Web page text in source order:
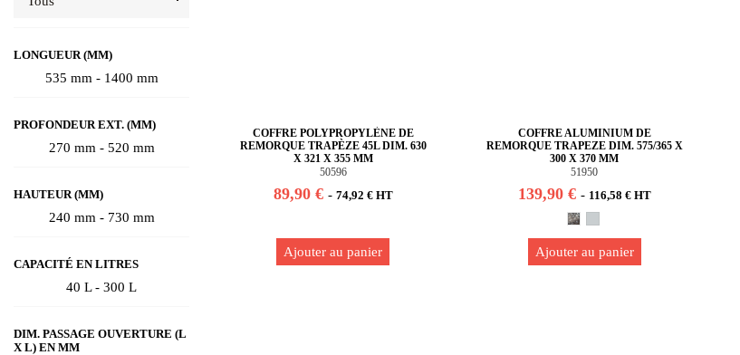
COFFRE POLYPROPYLÈNE DE
REMORQUE TRAPÈZE 45L DIM. 630
X 321 X 355 MM
50596
89,90 € - 74,92 € HT
Ajouter au panier
COFFRE ALUMINIUM DE
REMORQUE TRAPEZE DIM. 575/365 X
300 X 370 MM
51950
139,90 € - 116,58 € HT
Ajouter au panier
LONGUEUR (MM)
535 mm - 1400 mm
PROFONDEUR EXT. (MM)
270 mm - 520 mm
HAUTEUR (MM)
240 mm - 730 mm
CAPACITÉ EN LITRES
40 L - 300 L
DIM. PASSAGE OUVERTURE (L
X L) EN MM